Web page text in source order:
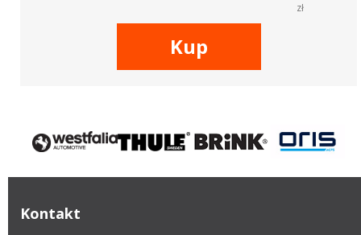
zł
Kup
Kontakt